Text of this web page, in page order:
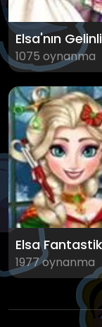
1075 oynanma
1977 oynanma